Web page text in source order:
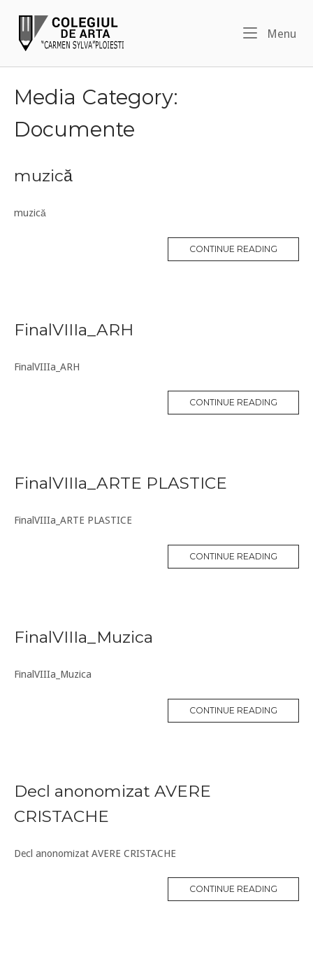
content
Menu
Media Category:
Documente
muzică
muzică
CONTINUE READING
FinalVIIIa_ARH
FinalVIIIa_ARH
CONTINUE READING
FinalVIIIa_ARTE PLASTICE
FinalVIIIa_ARTE PLASTICE
CONTINUE READING
FinalVIIIa_Muzica
FinalVIIIa_Muzica
CONTINUE READING
Decl anonomizat AVERE
CRISTACHE
Decl anonomizat AVERE CRISTACHE
CONTINUE READING